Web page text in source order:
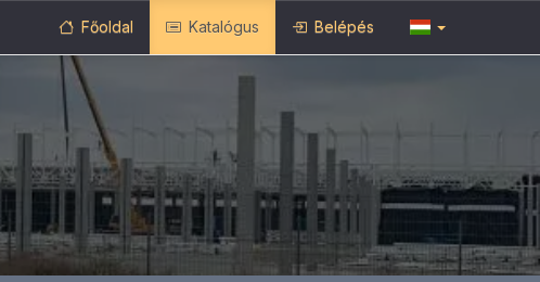
Főoldal Katalógus Belépés